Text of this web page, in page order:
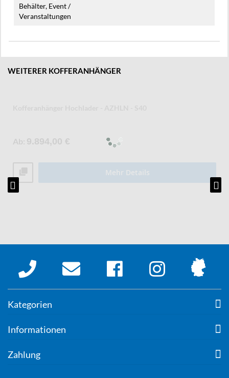
Behälter, Event /
Veranstaltungen
WEITERER KOFFERANHÄNGER
Mehr Details
Kategorien
Informationen
Zahlung